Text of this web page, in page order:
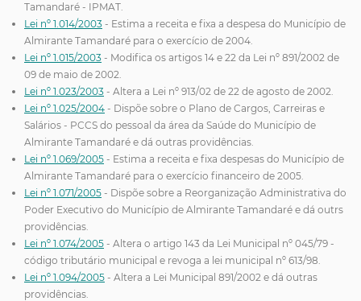
Tamandaré - IPMAT.
Lei nº 1.014/2003 - Estima a receita e fixa a despesa do Município de
Almirante Tamandaré para o exercício de 2004.
Lei nº 1.015/2003 - Modifica os artigos 14 e 22 da Lei nº 891/2002 de
09 de maio de 2002.
Lei nº 1.023/2003 - Altera a Lei nº 913/02 de 22 de agosto de 2002.
Lei nº 1.025/2004 - Dispõe sobre o Plano de Cargos, Carreiras e
Salários - PCCS do pessoal da área da Saúde do Município de
Almirante Tamandaré e dá outras providências.
Lei nº 1.069/2005 - Estima a receita e fixa despesas do Município de
Almirante Tamandaré para o exercício financeiro de 2005.
Lei nº 1.071/2005 - Dispõe sobre a Reorganização Administrativa do
Poder Executivo do Município de Almirante Tamandaré e dá outrs
providências.
Lei nº 1.074/2005 - Altera o artigo 143 da Lei Municipal nº 045/79 -
código tributário municipal e revoga a lei municipal nº 613/98.
Lei nº 1.094/2005 - Altera a Lei Municipal 891/2002 e dá outras
providências.